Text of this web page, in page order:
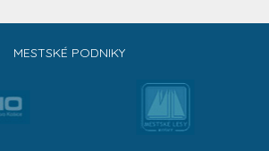
MESTSKÉ PODNIKY